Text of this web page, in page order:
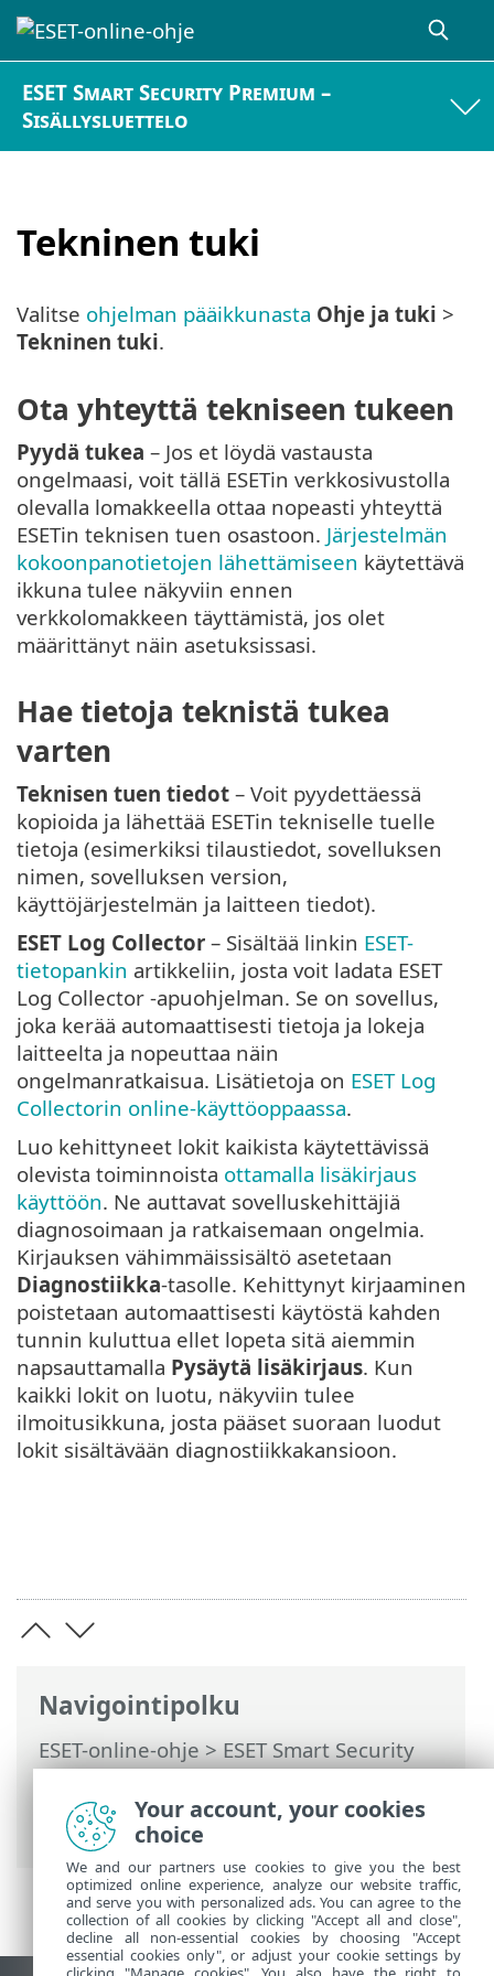
ESET Smart Security Premium –
Sisällysluettelo
Tekninen tuki
Navigointipolku
ESET-online-ohje>ESET Smart Security
Premium>Tuotteen ESET Smart Security
Premium käsitteleminen >Ohje ja tuki>
Tekninen tuki
Valitse ohjelman pääikkunasta Ohje ja tuki >
Tekninen tuki.
Ota yhteyttä tekniseen tukeen
Pyydä tukea – Jos et löydä vastausta
ongelmaasi, voit tällä ESETin verkkosivustolla
olevalla lomakkeella ottaa nopeasti yhteyttä
ESETin teknisen tuen osastoon. Järjestelmän
kokoonpanotietojen lähettämiseen käytettävä
ikkuna tulee näkyviin ennen
verkkolomakkeen täyttämistä, jos olet
määrittänyt näin asetuksissasi.
Hae tietoja teknistä tukea
varten
Teknisen tuen tiedot – Voit pyydettäessä
kopioida ja lähettää ESETin tekniselle tuelle
tietoja (esimerkiksi tilaustiedot, sovelluksen
nimen, sovelluksen version,
käyttöjärjestelmän ja laitteen tiedot).
ESET Log Collector – Sisältää linkin ESET-
tietopankin artikkeliin, josta voit ladata ESET
Log Collector -apuohjelman. Se on sovellus,
joka kerää automaattisesti tietoja ja lokeja
laitteelta ja nopeuttaa näin
ongelmanratkaisua. Lisätietoja on ESET Log
Collectorin online-käyttöoppaassa.
Luo kehittyneet lokit kaikista käytettävissä
olevista toiminnoista ottamalla lisäkirjaus
käyttöön. Ne auttavat sovelluskehittäjiä
diagnosoimaan ja ratkaisemaan ongelmia.
Kirjauksen vähimmäissisältö asetetaan
Diagnostiikka-tasolle. Kehittynyt kirjaaminen
poistetaan automaattisesti käytöstä kahden
tunnin kuluttua ellet lopeta sitä aiemmin
napsauttamalla Pysäytä lisäkirjaus. Kun
kaikki lokit on luotu, näkyviin tulee
ilmoitusikkuna, josta pääset suoraan luodut
lokit sisältävään diagnostiikkakansioon.
Your account, your cookies
choice
We and our partners use cookies to give you the best
optimized online experience, analyze our website traffic,
and serve you with personalized ads. You can agree to the
collection of all cookies by clicking "Accept all and close",
decline all non-essential cookies by choosing "Accept
essential cookies only", or adjust your cookie settings by